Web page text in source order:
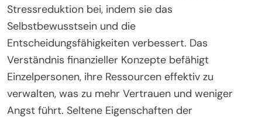
Stressreduktion bei, indem sie das
Selbstbewusstsein und die
Entscheidungsfähigkeiten verbessert. Das
Verständnis finanzieller Konzepte befähigt
Einzelpersonen, ihre Ressourcen effektiv zu
verwalten, was zu mehr Vertrauen und weniger
Angst führt. Seltene Eigenschaften der